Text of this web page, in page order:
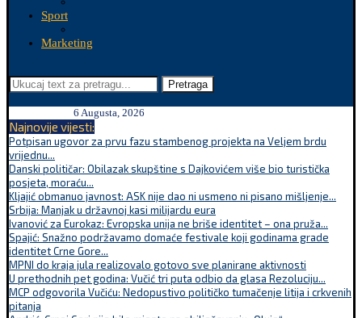
Sport
Marketing
Pretraga
6 Augusta, 2026
Najnovije vijesti:
Potpisan ugovor za prvu fazu stambenog projekta na Veljem brdu
vrijednu...
Danski političar: Obilazak skupštine s Dajkovićem više bio turistička
posjeta, moraću...
Kljajić obmanuo javnost: ASK nije dao ni usmeno ni pisano mišljenje...
Srbija: Manjak u državnoj kasi milijardu eura
Ivanović za Eurokaz: Evropska unija ne briše identitet – ona pruža...
Spajić: Snažno podržavamo domaće festivale koji godinama grade
identitet Crne Gore...
MPNI do kraja jula realizovalo gotovo sve planirane aktivnosti
U prethodnih pet godina: Vučić tri puta odbio da glasa Rezoluciju...
MCP odgovorila Vučiću: Nedopustivo političko tumačenje litija i crkvenih
pitanja